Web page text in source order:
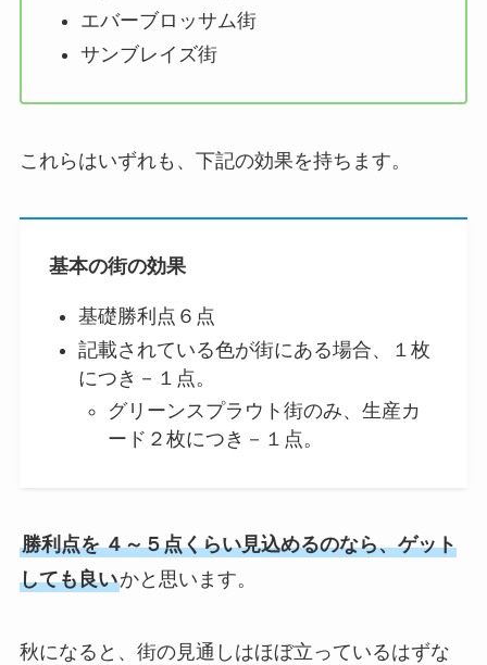
エバーブロッサム街
サンブレイズ街
これらはいずれも、下記の効果を持ちます。
基本の街の効果
基礎勝利点６点
記載されている色が街にある場合、１枚
につき－１点。
グリーンスプラウト街のみ、生産カ
ード２枚につき－１点。
勝利点を ４～５点くらい見込めるのなら、ゲット
しても良いかと思います。
秋になると、街の見通しはほぼ立っているはずな